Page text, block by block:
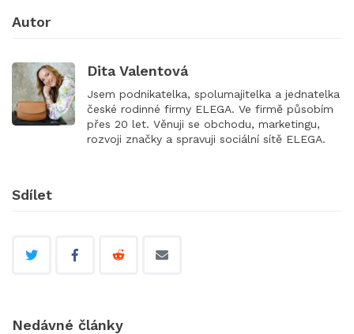
Autor
Dita Valentová
Jsem podnikatelka, spolumajitelka a jednatelka
české rodinné firmy ELEGA. Ve firmě působím
přes 20 let. Věnuji se obchodu, marketingu,
rozvoji značky a spravuji sociální sítě ELEGA.
Sdílet
Nedávné články